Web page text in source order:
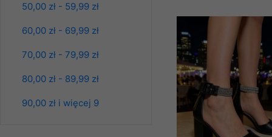
50,00 zł - 59,99 zł
60,00 zł - 69,99 zł
70,00 zł - 79,99 zł
80,00 zł - 89,99 zł
90,00 zł i więcej 9
Spodnie damskie
Kolor Paczka 10 szt
Nasz Sklep
przez nasz serwer i
jego indywidualnych
opcję przyjmowania
może wpłynąć na
Klienta przechowują
• sesji